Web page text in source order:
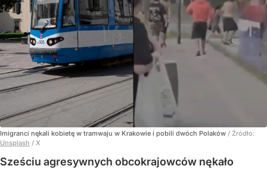
Imigranci nękali kobietę w tramwaju w Krakowie i pobili dwóch Polaków / Źródło:
Unsplash / X
Sześciu agresywnych obcokrajowców nękało